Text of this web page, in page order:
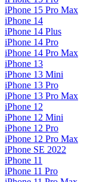
iPhone 15 Pro Max
iPhone 14
iPhone 14 Plus
iPhone 14 Pro
iPhone 14 Pro Max
iPhone 13
iPhone 13 Mini
iPhone 13 Pro
iPhone 13 Pro Max
iPhone 12
iPhone 12 Mini
iPhone 12 Pro
iPhone 12 Pro Max
iPhone SE 2022
iPhone 11
iPhone 11 Pro